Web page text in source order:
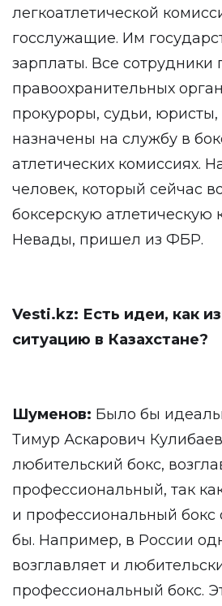
легкоатлетической
госслужащие. Им
зарплаты. Все
правоохранительных
прокуроры, судьи,
назначены на службу в
атлетических комиссиях.
человек, который сейчас
боксерскую атлетическую
Невады, пришел из ФБР.
Vesti.kz: Есть идеи, как
ситуацию в Казахстане?
Шуменов: Было бы
Тимур Аскарович
любительский бокс,
профессиональный, так
и профессиональный бокс
бы. Например, в России
возглавляет и
профессиональный бокс.